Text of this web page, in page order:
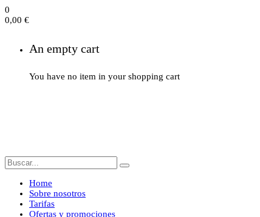
0
0,00 €
An empty cart
You have no item in your shopping cart
Home
Sobre nosotros
Tarifas
Ofertas y promociones